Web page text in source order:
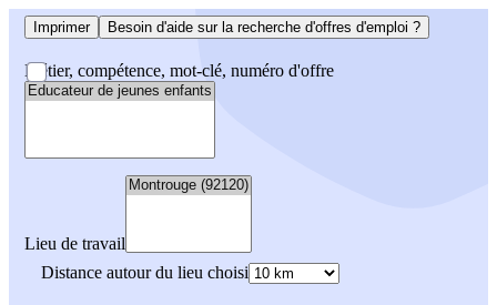
Imprimer Besoin d'aide sur la recherche d'offres d'emploi ?
Métier, compétence, mot-clé, numéro d'offre
Lieu de travail
Distance autour du lieu choisi